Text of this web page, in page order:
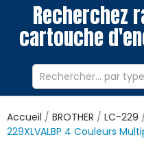
Recherchez
cartouche
Accueil BROTHER LC-229
229XLVALBP 4 Couleurs